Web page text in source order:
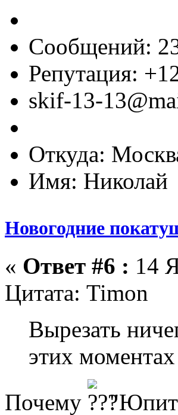
Сообщений:
Репутация:
skif-13-
Откуда:
Имя: Николай
Новогодние
« Ответ #6 : 14
Цитата: Timon
Вырезать
этих
Почему